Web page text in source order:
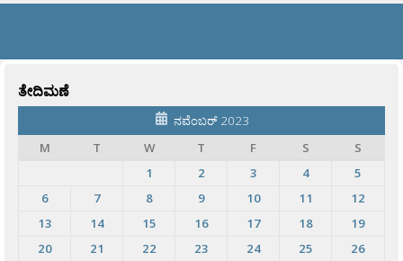
ತೇದಿಮಣೆ
ನವೆಂಬರ್ 2023
M
T W T F S
S
1
2 3 4
5
6
7 8 9 10 11
12
13
14 15 16 17 18
19
20
21 22 23 24 25
26